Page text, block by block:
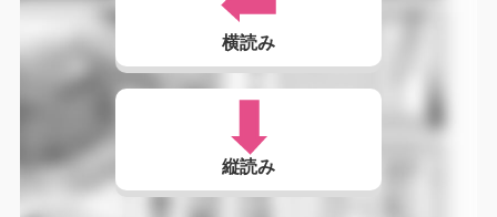
横読み
縦読み